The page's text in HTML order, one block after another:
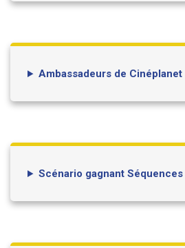
Ambassadeurs de Cinéplanet
Scénario gagnant Séquences